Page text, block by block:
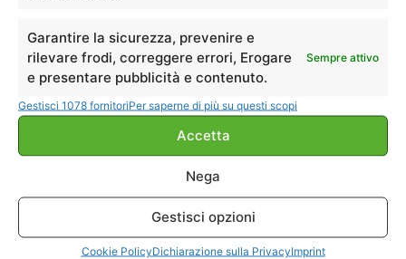
Garantire la sicurezza, prevenire e
rilevare frodi, correggere errori, Erogare
e presentare pubblicità e contenuto.
Sempre attivo
Gestisci 1078 fornitoriPer saperne di più su questi scopi
Accetta
Nega
Gestisci opzioni
Cookie PolicyDichiarazione sulla PrivacyImprint
Lungo il corso del fiume, il cui alveo è costituito da
antiche colate laviche solidificate, sono presenti
scenografici canyon ed insenature più o meno
profonde, note comeGole dell’Alcantara
Il tratto più interessante si trova nei pressi di
: una breve scalinata consente
proprio a ridosso delle gole e sono presenti alcuni
percorsi che si snodano lungo le rive del fiume.